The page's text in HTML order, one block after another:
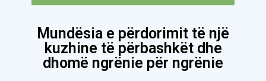
Mundësia e përdorimit të një
kuzhine të përbashkët dhe
dhomë ngrënie për ngrënie